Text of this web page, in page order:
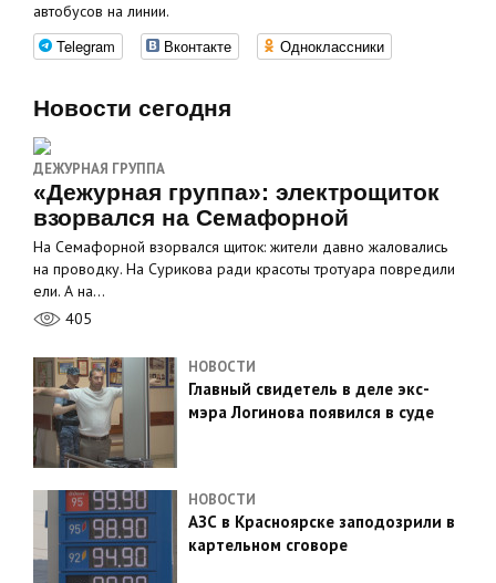
автобусов на линии.
Telegram Вконтакте Одноклассники
Новости сегодня
ДЕЖУРНАЯ ГРУППА
«Дежурная группа»: электрощиток
взорвался на Семафорной
На Семафорной взорвался щиток: жители давно жаловались
на проводку. На Сурикова ради красоты тротуара повредили
ели. А на…
405
НОВОСТИ
Главный свидетель в деле экс-
мэра Логинова появился в суде
НОВОСТИ
АЗС в Красноярске заподозрили в
картельном сговоре